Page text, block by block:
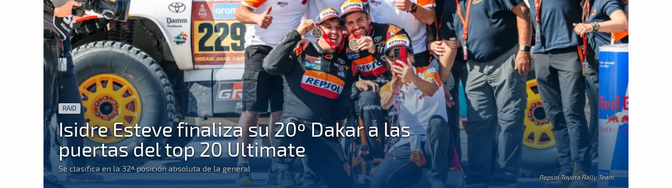
RAID
Isidre Esteve finaliza su 20º Dakar a las
puertas del top 20 Ultimate
Se clasifica en la 32ª posición absoluta de la general
Repsol Toyota Rally Team